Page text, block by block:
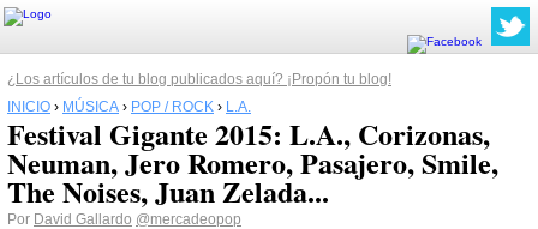
¿Los artículos de tu blog publicados aquí? ¡Propón tu blog!
INICIO › MÚSICA › POP / ROCK › L.A.
Festival Gigante 2015: L.A., Corizonas,
Neuman, Jero Romero, Pasajero, Smile,
The Noises, Juan Zelada...
Por David Gallardo @mercadeopop